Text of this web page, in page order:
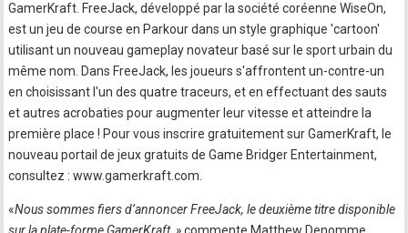
GamerKraft. FreeJack, développé par la société coréenne WiseOn,
est un jeu de course en Parkour dans un style graphique 'cartoon'
utilisant un nouveau gameplay novateur basé sur le sport urbain du
même nom. Dans FreeJack, les joueurs s'affrontent un-contre-un
en choisissant l'un des quatre traceurs, et en effectuant des sauts
et autres acrobaties pour augmenter leur vitesse et atteindre la
première place ! Pour vous inscrire gratuitement sur GamerKraft, le
nouveau portail de jeux gratuits de Game Bridger Entertainment,
consultez : www.gamerkraft.com.
«Nous sommes fiers d’annoncer FreeJack, le deuxième titre disponible